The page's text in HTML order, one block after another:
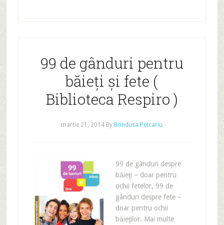
99 de gânduri pentru
băieţi şi fete (
Biblioteca Respiro )
martie 21, 2014 ByBrindusa Petcariu
99 de gânduri despre
băieţi – doar pentru
ochii fetelor, 99 de
gânduri despre fete –
doar pentru ochii
băieţilor. Mai multe